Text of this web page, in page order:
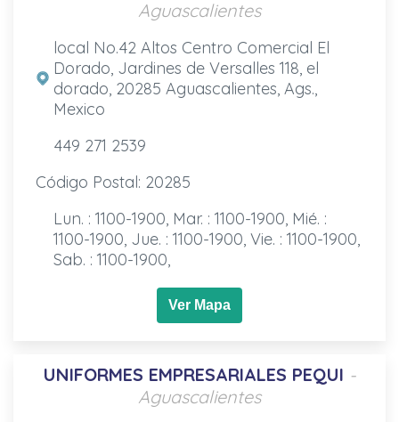
Aguascalientes
local No.42 Altos Centro Comercial El
Dorado, Jardines de Versalles 118, el
dorado, 20285 Aguascalientes, Ags.,
Mexico
449 271 2539
Código Postal: 20285
Lun. : 1100-1900, Mar. : 1100-1900, Mié. :
1100-1900, Jue. : 1100-1900, Vie. : 1100-1900,
Sab. : 1100-1900,
Ver Mapa
UNIFORMES EMPRESARIALES PEQUI -
Aguascalientes